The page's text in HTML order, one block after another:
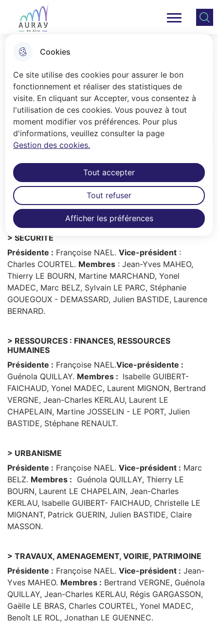
Cookies
Ce site utilise des cookies pour assurer le bon
fonctionnement et réaliser des statistiques de
visite. En cliquant sur Accepter, vous consentez à
l'utilisation de ces cookies. Vous pouvez à tout
moment modifier vos préférences. Pour plus
d'informations, veuillez consulter la page
Gestion des cookies.
Afficher les préférences
Tout accepter
Tout refuser
Aller
au
menu
Consulter
le plan
Ville Auray Menu principal
Accueil
Sommaire
Présidées par le Maire les
commissions municipales
permanentes sont au nombre de
dix.
> SECURITE
Présidente : Françoise NAEL. Vice-président :
Charles COURTEL. Membres : Jean-Yves MAHEO,
Thierry LE BOURN, Martine MARCHAND, Yonel
MADEC, Marc BELZ, Sylvain LE PARC, Stéphanie
GOUEGOUX - DEMASSARD, Julien BASTIDE, Laurence
BERNARD.
> RESSOURCES : FINANCES, RESSOURCES
HUMAINES
Présidente : Françoise NAEL.Vice-présidente :
Guénola QUILLAY. Membres : Isabelle GUIBERT-
FAICHAUD, Yonel MADEC, Laurent MIGNON, Bertrand
VERGNE, Jean-Charles KERLAU, Laurent LE
CHAPELAIN, Martine JOSSELIN - LE PORT, Julien
BASTIDE, Stéphane RENAULT.
> URBANISME
Présidente : Françoise NAEL. Vice-président : Marc
BELZ. Membres : Guénola QUILLAY, Thierry LE
BOURN, Laurent LE CHAPELAIN, Jean-Charles
KERLAU, Isabelle GUIBERT- FAICHAUD, Christelle LE
MIGNANT, Patrick GUERIN, Julien BASTIDE, Claire
MASSON.
> TRAVAUX, AMENAGEMENT, VOIRIE, PATRIMOINE
Présidente : Françoise NAEL. Vice-président : Jean-
Yves MAHEO. Membres : Bertrand VERGNE, Guénola
QUILLAY, Jean-Charles KERLAU, Régis GARGASSON,
Gaëlle LE BRAS, Charles COURTEL, Yonel MADEC,
Benoît LE ROL, Jonathan LE GUENNEC.